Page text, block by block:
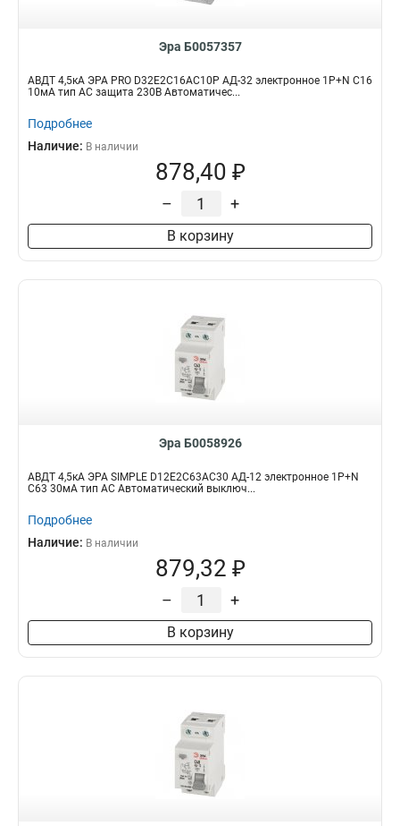
Эра Б0057357
АВДТ 4,5кА ЭРА PRO D32E2C16АC10P АД-32 электронное 1P+N C16
10мА тип АC защита 230В Автоматичес...
Подробнее
Наличие: В наличии
878,40 ₽
– +
В корзину
Эра Б0058926
АВДТ 4,5кА ЭРА SIMPLE D12E2C63AC30 АД-12 электронное 1P+N
С63 30мА тип АС Автоматический выключ...
Подробнее
Наличие: В наличии
879,32 ₽
– +
В корзину